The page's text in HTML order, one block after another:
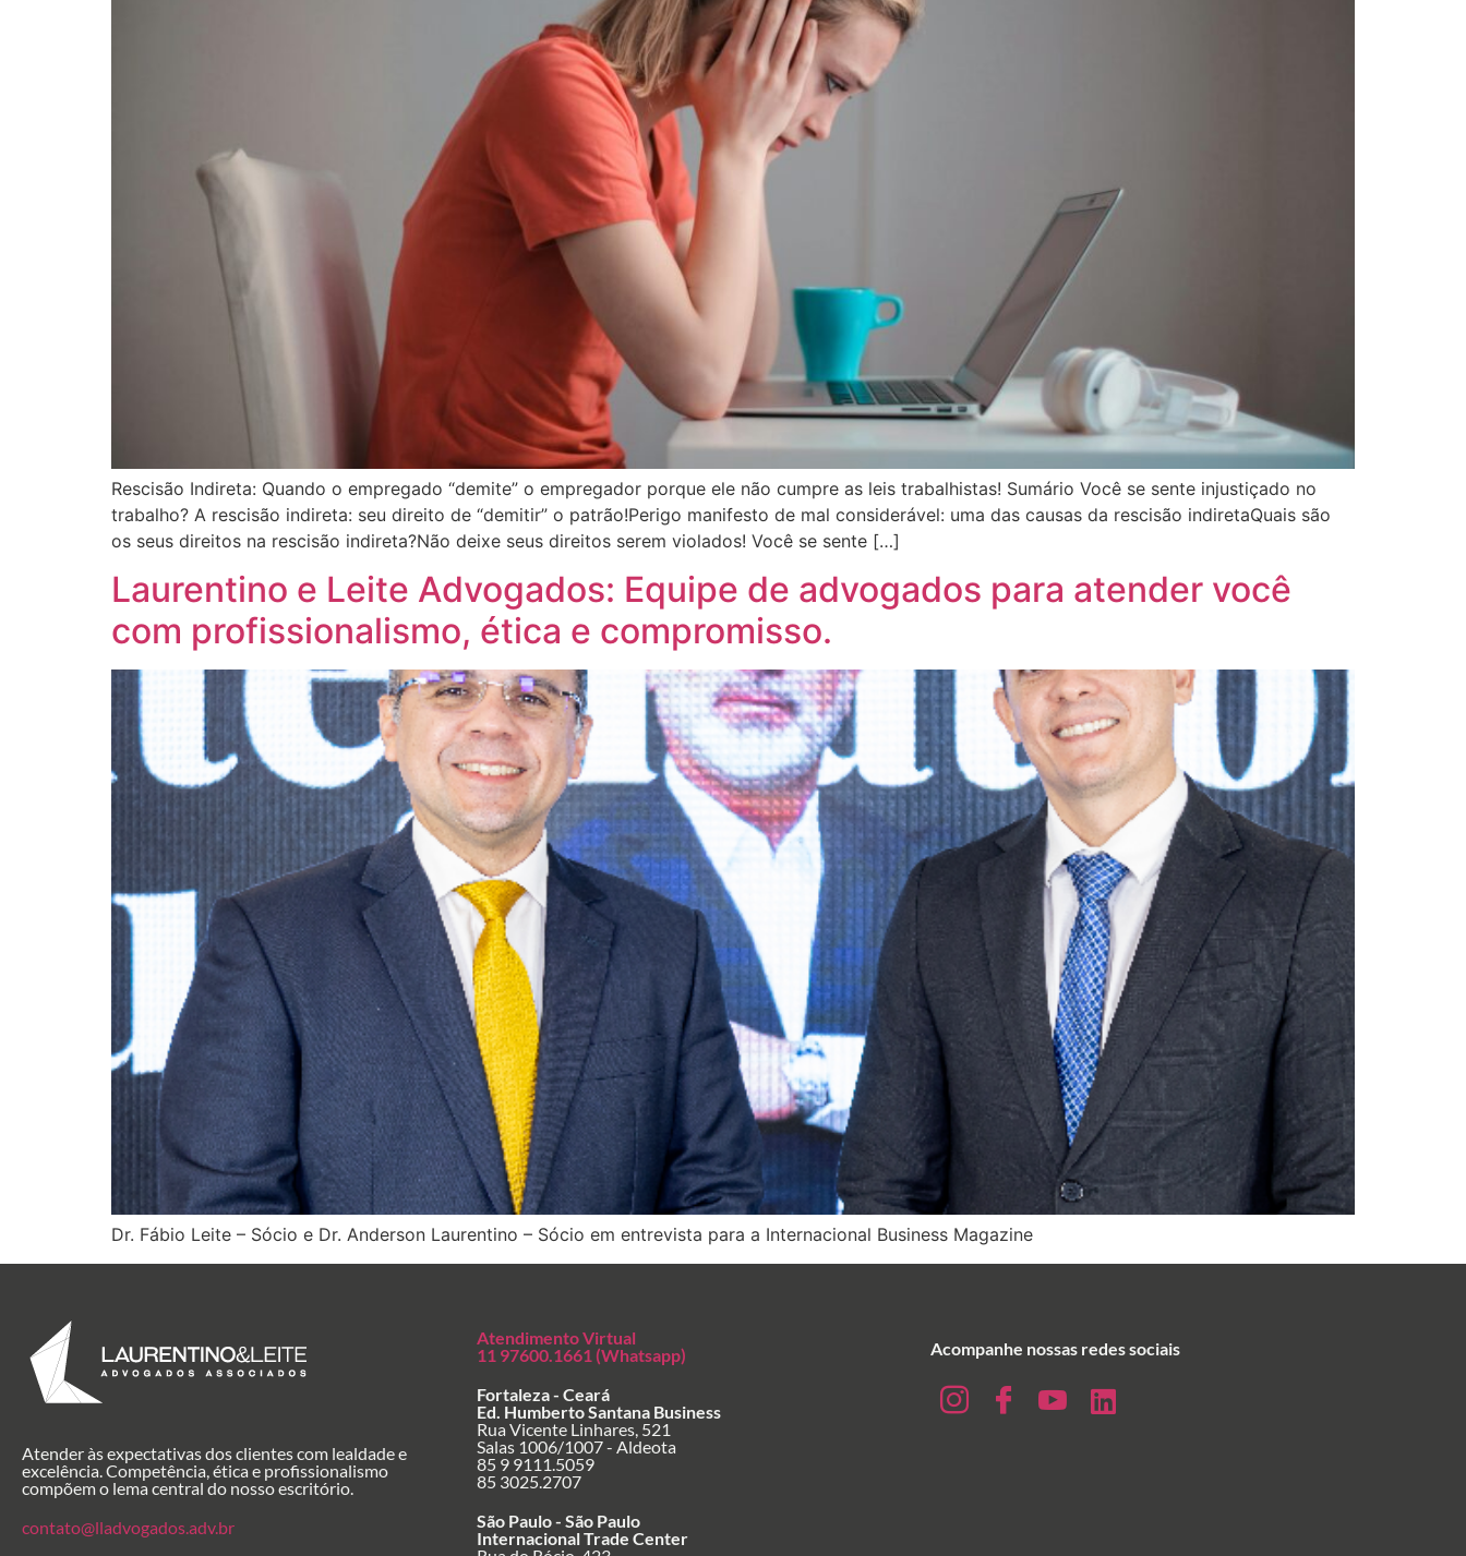
Rescisão Indireta: Quando o empregado “demite” o empregador porque ele não cumpre as leis trabalhistas! Sumário Você se sente injustiçado no
trabalho? A rescisão indireta: seu direito de “demitir” o patrão!Perigo manifesto de mal considerável: uma das causas da rescisão indiretaQuais são
os seus direitos na rescisão indireta?Não deixe seus direitos serem violados! Você se sente […]
Laurentino e Leite Advogados: Equipe de advogados para atender você
com profissionalismo, ética e compromisso.
Dr. Fábio Leite – Sócio e Dr. Anderson Laurentino – Sócio em entrevista para a Internacional Business Magazine
Atender às expectativas dos clientes com lealdade e
excelência. Competência, ética e profissionalismo
compõem o lema central do nosso escritório.
contato@lladvogados.adv.br
Atendimento Virtual
11 97600.1661 (Whatsapp)
Fortaleza - Ceará
Ed. Humberto Santana Business
Rua Vicente Linhares, 521
Salas 1006/1007 - Aldeota
85 9 9111.5059
85 3025.2707
São Paulo - São Paulo
Internacional Trade Center
Acompanhe nossas redes sociais